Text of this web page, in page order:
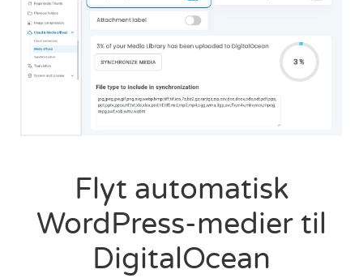
Flyt automatisk
WordPress-medier til
DigitalOcean